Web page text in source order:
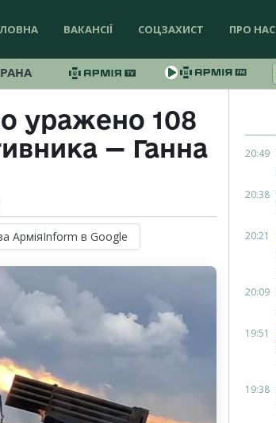
ВАКАНСІЇ СОЦЗАХИСТ ПРО НАС
уражено 108
— Ганна
АрміяInform в Google
20:49
20:38
20:21
20:09
19:51
19:38